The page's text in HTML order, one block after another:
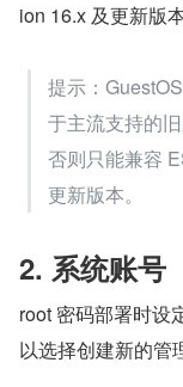
ion 16.x 及更新版
提示：
于主流支持的旧
否则只能兼容
更新版本。
2. 系统账号
root 密码部署时设
以选择创建新的管